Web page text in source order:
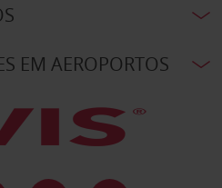
EM AEROPORTOS